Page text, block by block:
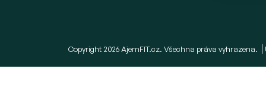
Copyright 2026AjemFIT.cz. Všechna práva vyhrazena.